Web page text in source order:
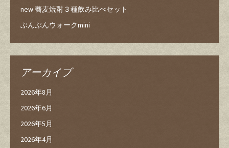
new 蕎麦焼酎３種飲み比べセット
ぶんぶんウォークmini
アーカイブ
2026年8月
2026年6月
2026年5月
2026年4月